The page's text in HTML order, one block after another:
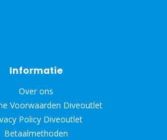
Informatie
Over ons
Voorwaarden Diveoutlet
Policy Diveoutlet
Betaalmethoden